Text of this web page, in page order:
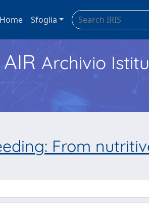
Home Sfoglia
Archivio
From